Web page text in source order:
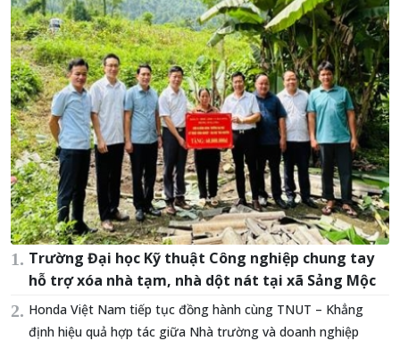
Trường Đại học Kỹ thuật Công nghiệp chung tay
hỗ trợ xóa nhà tạm, nhà dột nát tại xã Sảng Mộc
Honda Việt Nam tiếp tục đồng hành cùng TNUT – Khẳng
định hiệu quả hợp tác giữa Nhà trường và doanh nghiệp